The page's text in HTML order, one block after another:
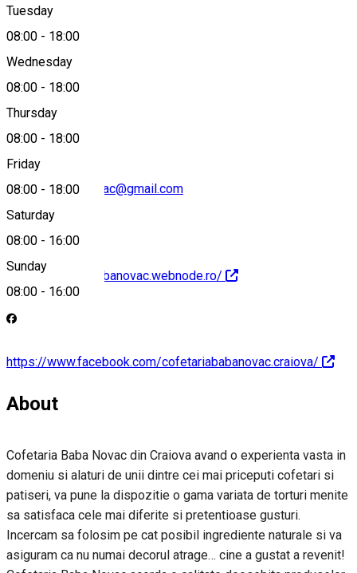
Tuesday
08:00 - 18:00
Wednesday
08:00 - 18:00
Thursday
08:00 - 18:00
Friday
08:00 - 18:00
Saturday
08:00 - 16:00
Sunday
08:00 - 16:00
Map
cofetariababanovac@gmail.com
http://cofetariababanovac.webnode.ro/
https://www.facebook.com/cofetariababanovac.craiova/
About
Cofetaria Baba Novac din Craiova avand o experienta vasta in
domeniu si alaturi de unii dintre cei mai priceputi cofetari si
patiseri, va pune la dispozitie o gama variata de torturi menite
sa satisfaca cele mai diferite si pretentioase gusturi.
Incercam sa folosim pe cat posibil ingrediente naturale si va
asiguram ca nu numai decorul atrage… cine a gustat a revenit!